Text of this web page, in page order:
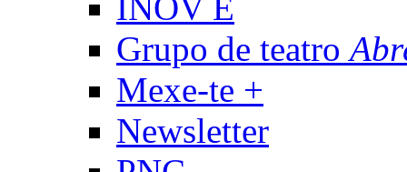
INOV E
Grupo de teatro
Mexe-te +
Newsletter